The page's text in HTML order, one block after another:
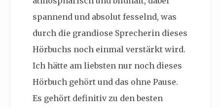
spannend und absolut fesselnd, was
durch die grandiose Sprecherin dieses
Hörbuchs noch einmal verstärkt wird.
Ich hätte am liebsten nur noch dieses
Hörbuch gehört und das ohne Pause.
Es gehört definitiv zu den besten